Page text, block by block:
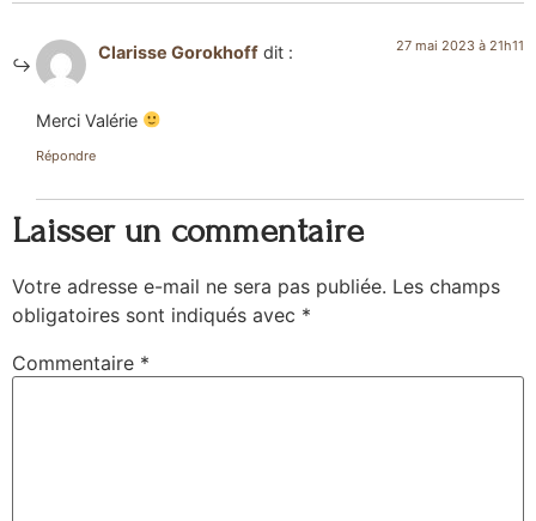
Clarisse Gorokhoff dit : 27 mai 2023 à 21h11
Merci Valérie
Répondre
Laisser un commentaire
Votre adresse e-mail ne sera pas publiée. Les champs
obligatoires sont indiqués avec *
Commentaire *